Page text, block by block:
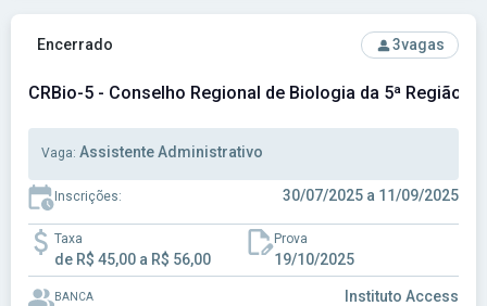
Ver concurso: CRBio-5 - Conselho Regional de Biologia da
Encerrado 3vagas
CRBio-5 - Conselho Regional de Biologia da 5ª Região
Vaga: Assistente Administrativo
Inscrições: 30/07/2025 a 11/09/2025
Taxa
de R$ 45,00 a R$ 56,00
Prova
19/10/2025
BANCA Instituto Access